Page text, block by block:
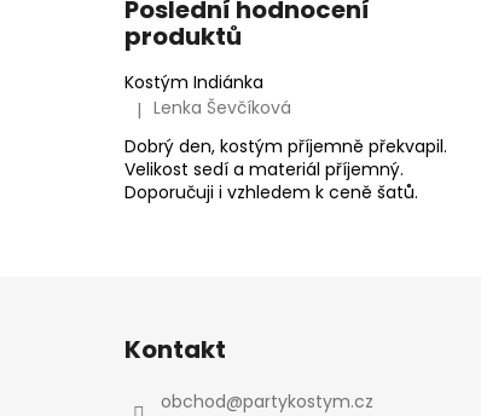
Poslední hodnocení
produktů
Kostým Indiánka
Hodnocení produktu je 5 z 5 hvězdiček.
| Lenka Ševčíková
Dobrý den, kostým příjemně překvapil.
Velikost sedí a materiál příjemný.
Doporučuji i vzhledem k ceně šatů.
Kontakt
obchod@partykostym.cz